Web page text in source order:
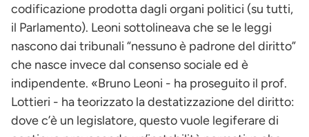
codificazione prodotta dagli organi politici (su tutti,
il Parlamento). Leoni sottolineava che se le leggi
nascono dai tribunali “nessuno è padrone del diritto”
che nasce invece dal consenso sociale ed è
indipendente. «Bruno Leoni - ha proseguito il prof.
Lottieri - ha teorizzato la destatizzazione del diritto:
dove c’è un legislatore, questo vuole legiferare di